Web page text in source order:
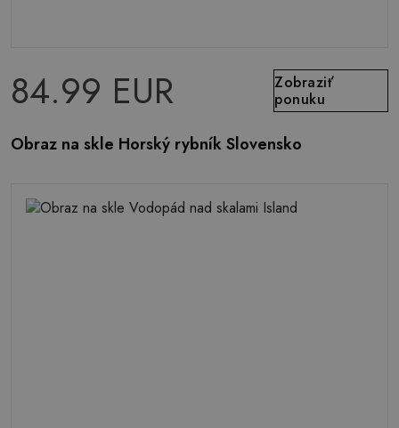
84.99 EUR
Zobraziť
ponuku
Obraz na skle Horský rybník Slovensko